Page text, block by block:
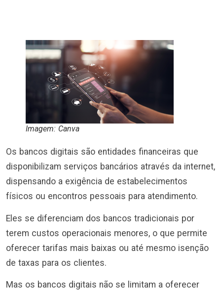
Imagem: Canva
Os bancos digitais são entidades financeiras que
disponibilizam serviços bancários através da internet,
dispensando a exigência de estabelecimentos
físicos ou encontros pessoais para atendimento.
Eles se diferenciam dos bancos tradicionais por
terem custos operacionais menores, o que permite
oferecer tarifas mais baixas ou até mesmo isenção
de taxas para os clientes.
Mas os bancos digitais não se limitam a oferecer